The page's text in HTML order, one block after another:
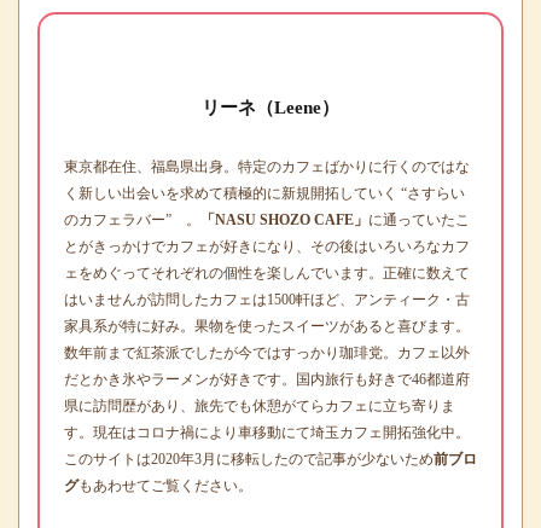
リーネ（Leene）
東京都在住、福島県出身。特定のカフェばかりに行くのではな
く新しい出会いを求めて積極的に新規開拓していく “さすらい
のカフェラバー” 。
「NASU SHOZO CAFE」 に通っていたこ
とがきっかけでカフェが好きになり、その後はいろいろなカフ
ェをめぐってそれぞれの個性を楽しんでいます。正確に数えて
はいませんが訪問したカフェは1500軒ほど、アンティーク・古
家具系が特に好み。果物を使ったスイーツがあると喜びます。
数年前まで紅茶派でしたが今ではすっかり珈琲党。カフェ以外
だとかき氷やラーメンが好きです。国内旅行も好きで46都道府
県に訪問歴があり、旅先でも休憩がてらカフェに立ち寄りま
す。現在はコロナ禍により車移動にて埼玉カフェ開拓強化中。
このサイトは2020年3月に移転したので記事が少ないため前ブロ
グもあわせてご覧ください。